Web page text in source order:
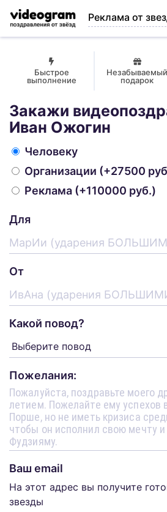
Реклама от
Быстрое
выполнение
Незабываемый
подарок
Закажи
Иван Ожогин
Человеку
Организации (+27500
Реклама (+110000 руб.)
Для
От
Какой повод?
Пожелания:
Ваш email
На этот адрес вы получите
звезды